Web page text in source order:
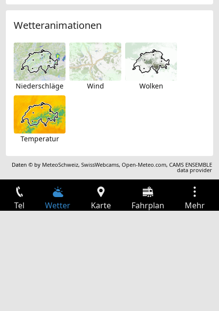
Wetteranimationen
Niederschläge Wind Wolken
Temperatur
Daten © by MeteoSchweiz,SwissWebcams,Open-Meteo.com,CAMS ENSEMBLE
data provider
Tel Wetter Karte Fahrplan Mehr